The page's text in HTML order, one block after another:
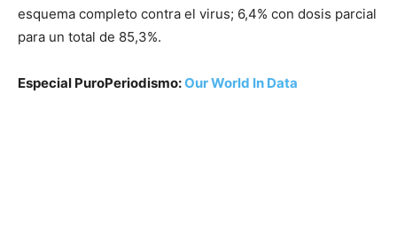
esquema completo contra el virus; 6,4% con dosis parcial
para un total de 85,3%.
Especial PuroPeriodismo:Our World In Data